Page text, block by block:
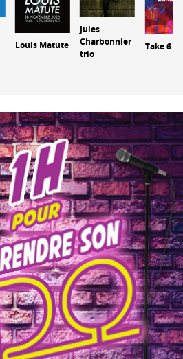
Louis Matute
Jules
Charbonnier
trio
Take 6